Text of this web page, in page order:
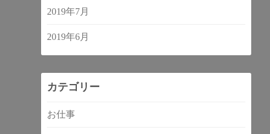
2019年7月
2019年6月
カテゴリー
お仕事